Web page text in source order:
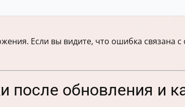
Если вы видите, что ошибка связана
обновления и